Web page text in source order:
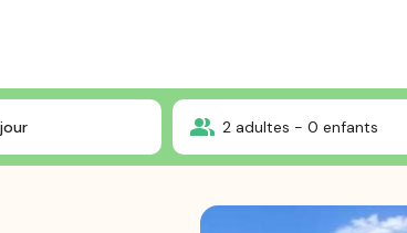
2adultes - 0 enfants
Fernweh - sanitaires communs